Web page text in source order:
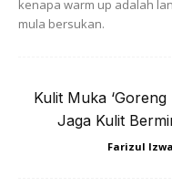
kenapa warm up adalah
mula bersukan.
Kulit Muka
Jaga Kulit
Farizul